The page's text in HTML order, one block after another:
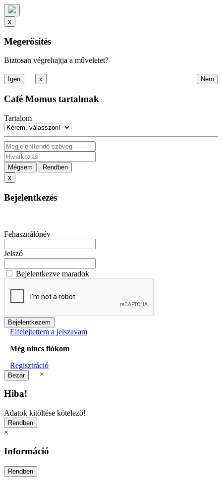
x
Megerősítés
Biztosan végrehajtja a műveletet?
x
Café Momus tartalmak
Tartalom
Mégsem
Rendben
x
Bejelentkezés
Fehasználónév
Jelszó
Bejelentkezve maradok
Elfelejtettem a jelszavam
Még nincs fiókom
Regisztráció
×
Hiba!
Adatok kitöltése kötelező!
×
Információ